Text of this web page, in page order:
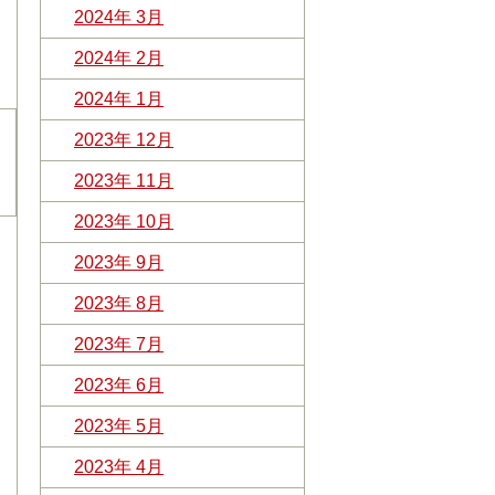
2024年 3月
2024年 2月
2024年 1月
2023年 12月
2023年 11月
2023年 10月
2023年 9月
2023年 8月
2023年 7月
2023年 6月
2023年 5月
2023年 4月